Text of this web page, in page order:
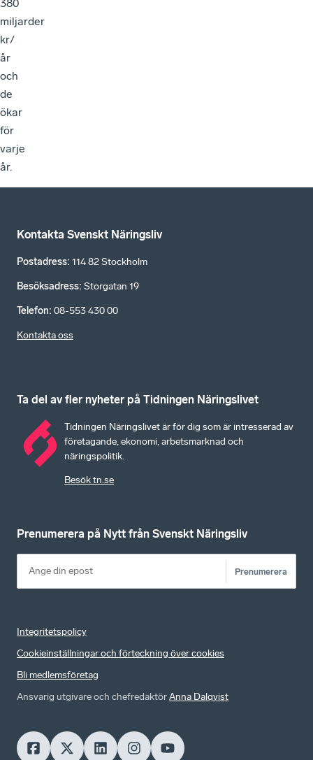
380
miljarder
kr/
år
och
de
ökar
för
varje
år.
Kontakta Svenskt Näringsliv
Postadress: 114 82 Stockholm
Besöksadress: Storgatan 19
Telefon: 08-553 430 00
Kontakta oss
Ta del av fler nyheter på Tidningen Näringslivet
Tidningen Näringslivet är för dig som är intresserad av
företagande, ekonomi, arbetsmarknad och
näringspolitik.
Besök tn.se
Prenumerera på Nytt från Svenskt Näringsliv
Prenumerera
Integritetspolicy
Cookieinställningar och förteckning över cookies
Bli medlemsföretag
Ansvarig utgivare och chefredaktörAnna Dalqvist